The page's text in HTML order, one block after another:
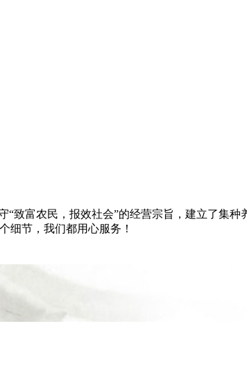
“致富农民，报效社会”的经营宗旨，建立了集
细节，我们都用心服务！